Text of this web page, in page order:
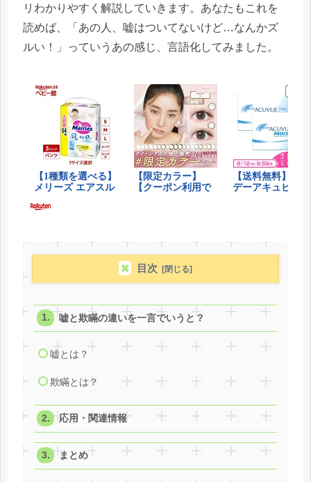
リわかりやすく解説していきます。あなたもこれを
読めば、「あの人、嘘はついてないけど…なんかズ
ルい！」っていうあの感じ、言語化してみました。
目次
嘘と欺瞞の違いを一言でいうと？
嘘とは？
欺瞞とは？
応用・関連情報
まとめ